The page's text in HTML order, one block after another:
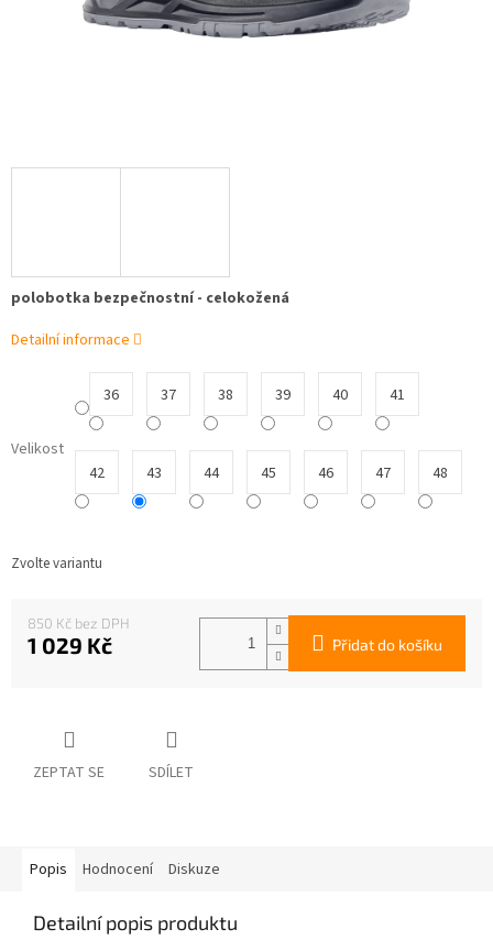
Velikost
36 37 38 39 40 41
42 43 44 45 46 47 48
polobotka bezpečnostní - celokožená
Detailní informace
ZEPTAT SE SDÍLET
Zvolte variantu
850 Kč
1 029 Kč Přidat do košíku
Popis Hodnocení Diskuze
Detailní popis produktu